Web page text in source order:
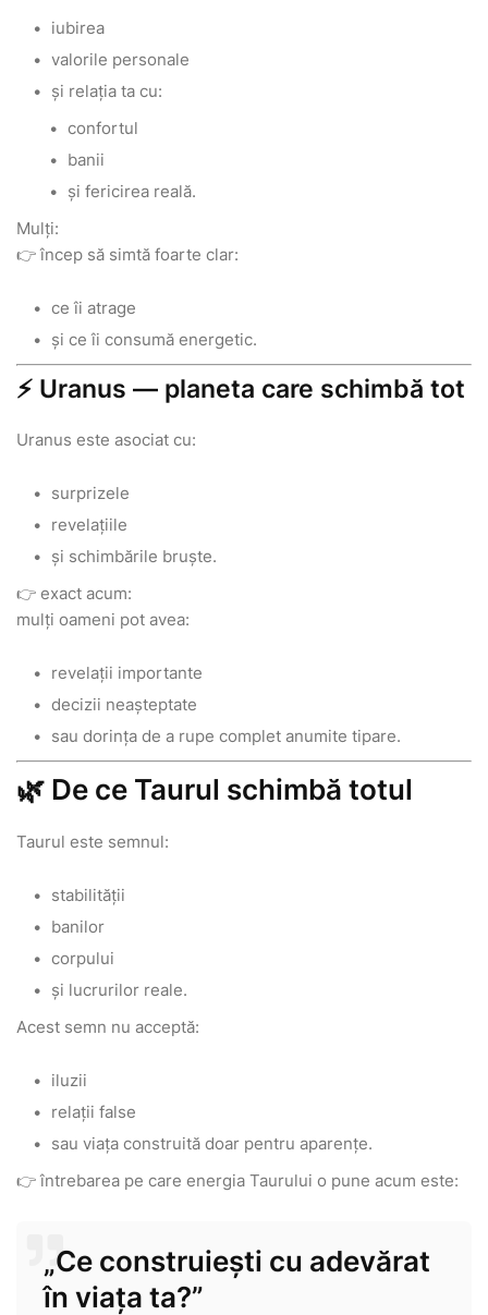
iubirea
valorile personale
și relația ta cu:
confortul
banii
și fericirea reală.
Mulți:
👉 încep să simtă foarte clar:
ce îi atrage
și ce îi consumă energetic.
⚡ Uranus — planeta care schimbă tot
Uranus este asociat cu:
surprizele
revelațiile
și schimbările bruște.
👉 exact acum:
mulți oameni pot avea:
revelații importante
decizii neașteptate
sau dorința de a rupe complet anumite tipare.
🌿 De ce Taurul schimbă totul
Taurul este semnul:
stabilității
banilor
corpului
și lucrurilor reale.
Acest semn nu acceptă:
iluzii
relații false
sau viața construită doar pentru aparențe.
👉 întrebarea pe care energia Taurului o pune acum este:
„Ce construiești cu adevărat
în viața ta?”